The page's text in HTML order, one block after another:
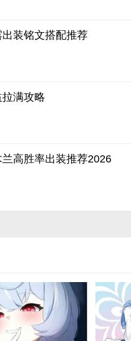
装铭文搭配推荐
满攻略
兰高胜率出装推荐2026